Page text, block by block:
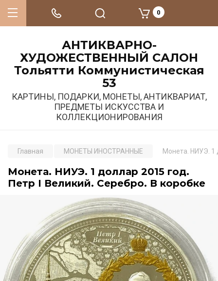
АНТИКВАРНО-
ХУДОЖЕСТВЕННЫЙ САЛОН
Тольятти Коммунистическая
53
КАРТИНЫ, ПОДАРКИ, МОНЕТЫ, АНТИКВАРИАТ,
ПРЕДМЕТЫ ИСКУССТВА И
КОЛЛЕКЦИОНИРОВАНИЯ
0
Главная МОНЕТЫ ИНОСТРАННЫЕ Монета. НИУЭ. 1
Монета. НИУЭ. 1 доллар 2015 год.
Петр I Великий. Серебро. В коробке